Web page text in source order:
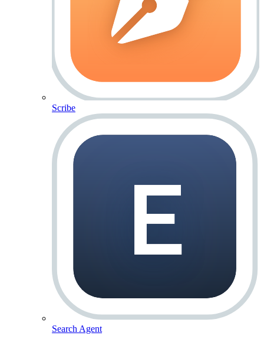
Scribe
Search Agent